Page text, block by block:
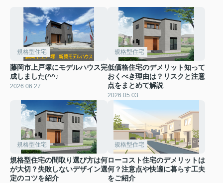
規格型住宅
藤岡市上戸塚にモデルハウス完
成しました(^^♪
2026.06.27
規格型住宅
低価格住宅のデメリット知って
おくべき理由は？リスクと注意
点をまとめて解説
2026.05.03
規格型住宅
規格型住宅の間取り選び方は何
が大切？失敗しないデザイン選
定のコツを紹介
規格型住宅
ローコスト住宅のデメリットは
何？注意点や快適に暮らす工夫
をご紹介